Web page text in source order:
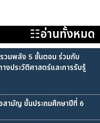
☷อ่านทั้งหมด
วมพลัง 5 ขั้นตอน ร่วมกับ
ประวัติศาสตร์และการรับรู้
สามัญ ชั้นประถมศึกษาปีที่ 6